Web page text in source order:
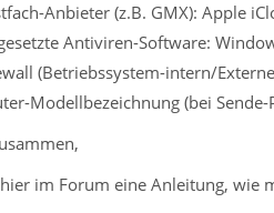
Anbieter (z.B. GMX): Apple
Antiviren-Software:
(Betriebssystem-intern/
Modellbezeichnung (bei
im Forum eine Anleitung, wie